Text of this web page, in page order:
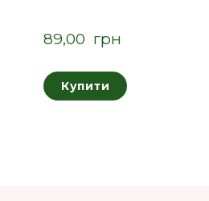
89,00  грн
Купити